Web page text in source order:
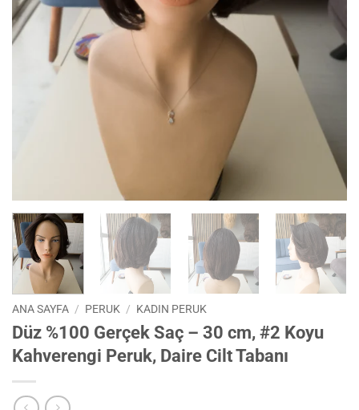
ANA SAYFA / PERUK / KADIN PERUK
Düz %100 Gerçek Saç – 30 cm, #2 Koyu
Kahverengi Peruk, Daire Cilt Tabanı